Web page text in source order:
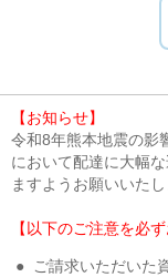
【お知らせ】
令和8年熊本地震の影
において配達に大幅
ますようお願いいたし
【以下のご注意を必
●
ご請求いただいた